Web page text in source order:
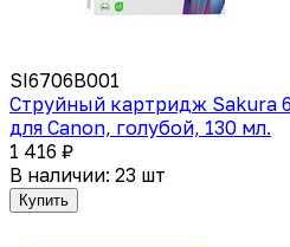
SI6706B001
Струйный картридж Sakura
для Canon, голубой, 130 мл.
1 416 ₽
В наличии: 23 шт
Купить